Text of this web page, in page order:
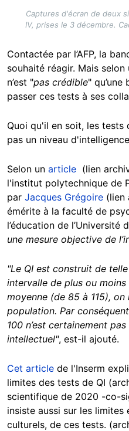
Captures d'écran de deux
IV, prises le 3 décembre.
Contactée par l’AFP, la
souhaité réagir. Mais
n’est "pas crédible"
passer ces tests à ses
Quoi qu'il en soit, les tests
pas un niveau
Selon un article (lien
l'institut polytechnique de
par Jacques Grégoire (lien
émérite à la faculté de
l’éducation de l’Université
une mesure objective de
"Le QI est construit de
intervalle de plus ou
moyenne (de 85 à 115),
population. Par
100 n’est certainement
intellectuel", est-il ajouté.
Cet article de l'Inserm
limites des tests de QI
scientifique de 2020 -co-
insiste aussi sur les limites
culturels, de ces tests.